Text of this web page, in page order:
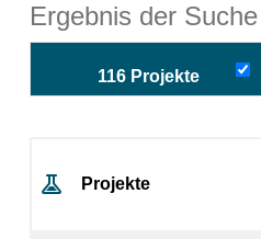
Ergebnis der Suche
116 Projekte
Projekte